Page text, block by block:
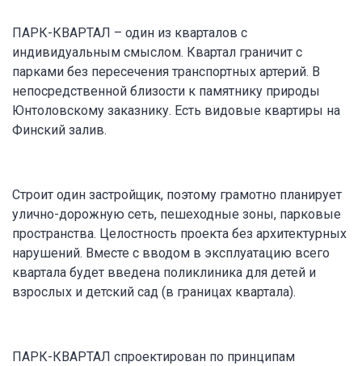
ПАРК-КВАРТАЛ – один из кварталов с
индивидуальным смыслом. Квартал граничит с
парками без пересечения транспортных артерий. В
непосредственной близости к памятнику природы
Юнтоловскому заказнику. Есть видовые квартиры на
Финский залив.
Строит один застройщик, поэтому грамотно планирует
улично-дорожную сеть, пешеходные зоны, парковые
пространства. Целостность проекта без архитектурных
нарушений. Вместе с вводом в эксплуатацию всего
квартала будет введена поликлиника для детей и
взрослых и детский сад (в границах квартала).
ПАРК-КВАРТАЛ спроектирован по принципам